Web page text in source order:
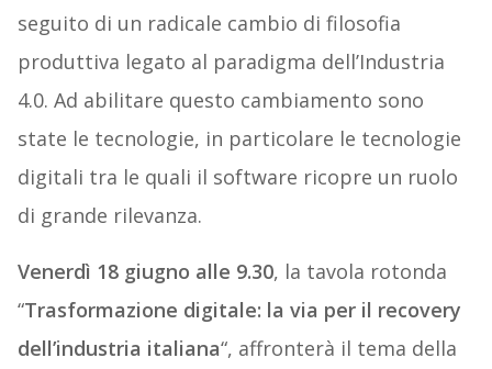
seguito di un radicale cambio di filosofia
produttiva legato al paradigma dell’Industria
4.0. Ad abilitare questo cambiamento sono
state le tecnologie, in particolare le tecnologie
digitali tra le quali il software ricopre un ruolo
di grande rilevanza.
Venerdì 18 giugno alle 9.30, la tavola rotonda
“Trasformazione digitale: la via per il recovery
dell’industria italiana“, affronterà il tema della